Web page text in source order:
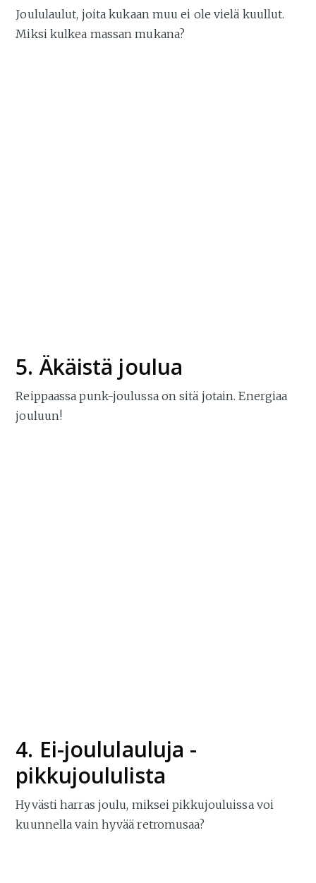
Joululaulut, joita kukaan muu ei ole vielä kuullut.
Miksi kulkea massan mukana?
5. Äkäistä joulua
Reippaassa punk-joulussa on sitä jotain. Energiaa
jouluun!
4. Ei-joululauluja -
pikkujoululista
Hyvästi harras joulu, miksei pikkujouluissa voi
kuunnella vain hyvää retromusaa?